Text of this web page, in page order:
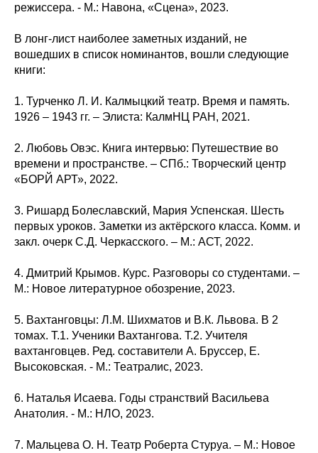
режиссера. - М.: Навона, «Сцена», 2023.
В лонг-лист наиболее заметных изданий, не
вошедших в список номинантов, вошли следующие
книги:
1. Турченко Л. И. Калмыцкий театр. Время и память.
1926 – 1943 гг. – Элиста: КалмНЦ РАН, 2021.
2. Любовь Овэс. Книга интервью: Путешествие во
времени и пространстве. – СПб.: Творческий центр
«БОРЙ АРТ», 2022.
3. Ришард Болеславский, Мария Успенская. Шесть
первых уроков. Заметки из актёрского класса. Комм. и
закл. очерк С.Д. Черкасского. – М.: АСТ, 2022.
4. Дмитрий Крымов. Курс. Разговоры со студентами. –
М.: Новое литературное обозрение, 2023.
5. Вахтанговцы: Л.М. Шихматов и В.К. Львова. В 2
томах. Т.1. Ученики Вахтангова. Т.2. Учителя
вахтанговцев. Ред. составители А. Бруссер, Е.
Высоковская. - М.: Театралис, 2023.
6. Наталья Исаева. Годы странствий Васильева
Анатолия. - М.: НЛО, 2023.
7. Мальцева О. Н. Театр Роберта Стуруа. – М.: Новое